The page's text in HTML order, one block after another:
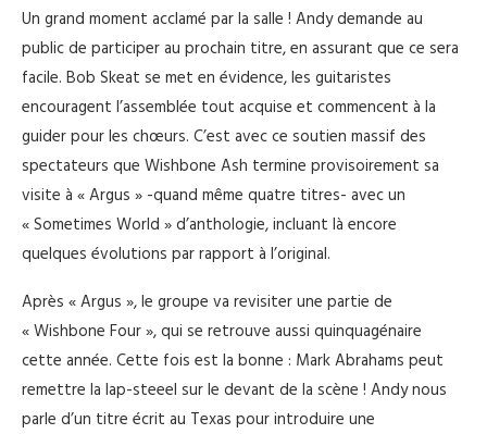
Un grand moment acclamé par la salle ! Andy demande au
public de participer au prochain titre, en assurant que ce sera
facile. Bob Skeat se met en évidence, les guitaristes
encouragent l’assemblée tout acquise et commencent à la
guider pour les chœurs. C’est avec ce soutien massif des
spectateurs que Wishbone Ash termine provisoirement sa
visite à « Argus » -quand même quatre titres- avec un
« Sometimes World » d’anthologie, incluant là encore
quelques évolutions par rapport à l’original.
Après « Argus », le groupe va revisiter une partie de
« Wishbone Four », qui se retrouve aussi quinquagénaire
cette année. Cette fois est la bonne : Mark Abrahams peut
remettre la lap-steeel sur le devant de la scène ! Andy nous
parle d’un titre écrit au Texas pour introduire une